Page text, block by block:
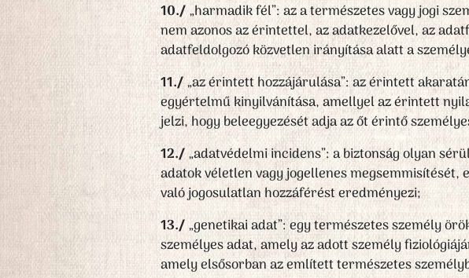
10./„harmadik fél”: az a természetes vagy jogi
nem azonos az érintettel, az adatkezelővel, az
adatfeldolgozó közvetlen irányítása alatt a
11./„az érintett hozzájárulása”: az érintett
egyértelmű kinyilvánítása, amellyel az érintett
jelzi, hogy beleegyezését adja az őt érintő
12./„adatvédelmi incidens”: a biztonság olyan
adatok véletlen vagy jogellenes megsemmisítését,
való jogosulatlan hozzáférést eredményezi;
13./„genetikai adat”: egy természetes személy
személyes adat, amely az adott személy
amely elsősorban az említett természetes